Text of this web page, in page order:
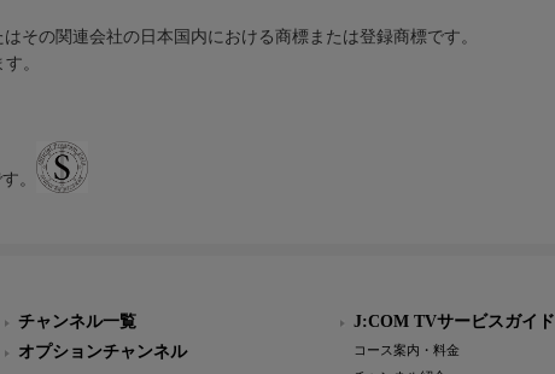
その関連会社の日本国内における商標または登録商標です。
。
。
チャンネル一覧
オプションチャンネル
J:COM TVサービスガイド
コース案内・料金